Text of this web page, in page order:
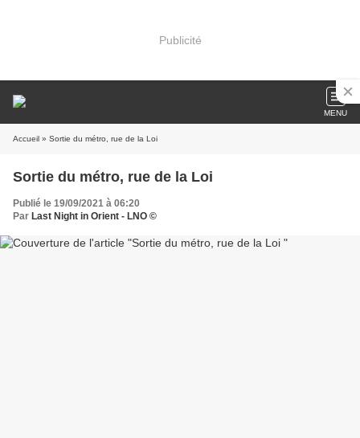
Publicité
MENU
Accueil » Sortie du métro, rue de la Loi
Sortie du métro, rue de la Loi
Publié le 19/09/2021 à 06:20
Par Last Night in Orient - LNO ©